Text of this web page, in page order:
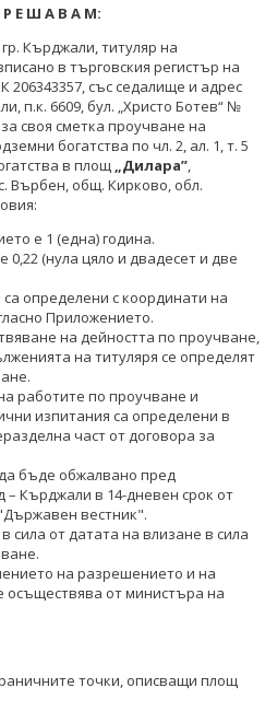
НА ПОДЗЕМНИТЕ
ИЗКОПАЕМИ -
МАТЕРИАЛИ
КОМИСИЯ ЗА
В ГЕОЛОЖКИ ФОРМАЦИИ
Р Е Ш А В А М:
гр. Кърджали, титуляр на
в търговския регистър на
206343357, със седалище и адрес
п.к. 6609, бул. „Христо Ботев“ №
своя сметка проучване на
богатства по чл. 2, ал. 1, т. 5
в площ „Дилара”,
Върбен, общ. Кирково, обл.
е 1 (една) година.
(нула цяло и двадесет и две
определени с координати на
Приложението.
на дейността по проучване,
на титуляря се определят
работите по проучване и
изпитания са определени в
част от договора за
бъде обжалвано пред
– Кърджали в 14-дневен срок от
вестник".
сила от датата на влизане в сила
на разрешението и на
осъществява от министъра на
точки, описващи площ